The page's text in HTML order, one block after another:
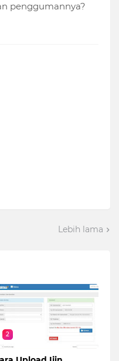
penggumannya?
Lebih lama
2